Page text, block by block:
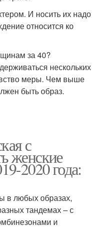
И носить их надо
относится ко
за 40?
нескольких
меры. Чем выше
быть образ.
с
женские
2020 года:
в любых образах,
тандемах – с
и